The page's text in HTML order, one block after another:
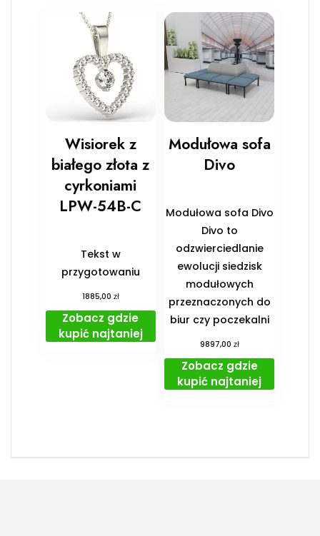
Wisiorek z
białego złota z
cyrkoniami
LPW-54B-C
Tekst w
przygotowaniu
1885,00 zł
Zobacz gdzie
kupić najtaniej
Modułowa sofa
Divo
Modułowa sofa Divo
Divo to
odzwierciedlanie
ewolucji siedzisk
modułowych
przeznaczonych do
biur czy poczekalni
9897,00 zł
Zobacz gdzie
kupić najtaniej